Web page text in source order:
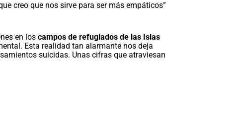
creo que nos sirve para ser más empáticos”
en loscampos de refugiados de las Islas
Esta realidad tan alarmante nos deja
suicidas. Unas cifras que atraviesan